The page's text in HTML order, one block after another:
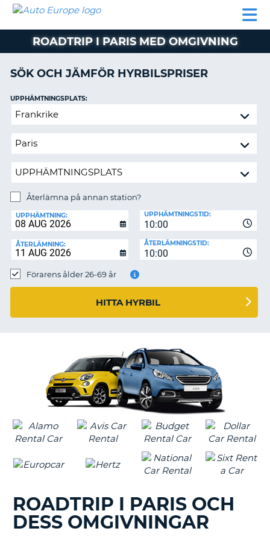
HYRBIL
HYRA
PARTNER
AUTO
EUROPE
HYRBIL
HYRA
HUSBIL
MIN
MEDLEMSINFORMATION
BOKNING
SVERIGE
ROADTRIP I PARIS MED OMGIVNING
SÖK OCH JÄMFÖR HYRBILSPRISER
Återlämna
annan
UPPHÄMTNINGSPLATS:
Återlämna på annan station?
UPPHÄMTNING:
10:00
UPPHÄMTNINGSTID:
ÅTERLÄMNING:
10:00
ÅTERLÄMNINGSTID:
Förarens ålder 26-69 år
HITTA HYRBIL
ROADTRIP I PARIS OCH
DESS OMGIVNINGAR